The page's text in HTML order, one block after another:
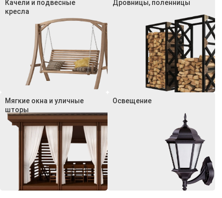
Качели и подвесные
кресла
Дровницы, поленницы
Мягкие окна и уличные
шторы
Освещение